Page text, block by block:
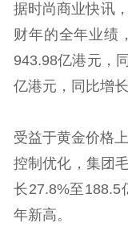
据时尚商业快讯
财年的全年业绩
943.98亿港元，
亿港元，同比增
受益于黄金价格
控制优化，集团
长27.8%至188.5
年新高。